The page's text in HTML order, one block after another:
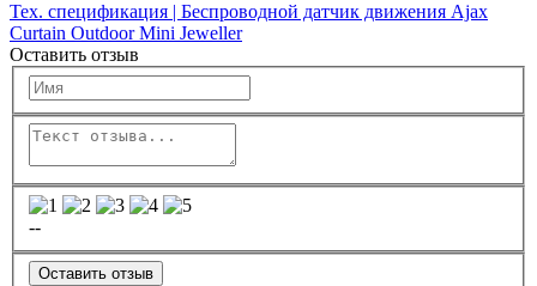
Тех. спецификация | Беспроводной датчик движения Ajax
Curtain Outdoor Mini Jeweller
Оставить отзыв
--
Оставить отзыв